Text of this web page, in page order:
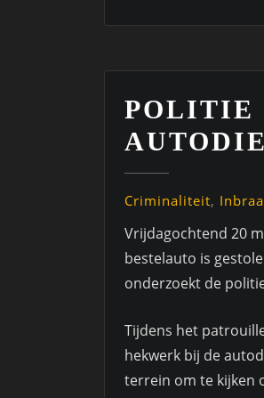
POLITIE
Criminaliteit,
Vrijdagochtend 20
bestelauto is
onderzoekt de
Tijdens het
hekwerk bij de
terrein om te kijken